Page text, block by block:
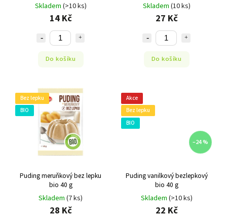
Skladem (>10 ks)
14 Kč
Do košíku
Skladem (10 ks)
27 Kč
Do košíku
Bez lepku
BIO
Puding meruňkový bez lepku
bio 40 g
Skladem (7 ks)
28 Kč
Akce
Bez lepku
BIO
–24 %
Puding vanilkový bezlepkový
bio 40 g
Skladem (>10 ks)
22 Kč